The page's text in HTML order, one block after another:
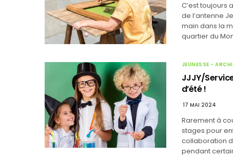
C’est
de l’antenne
main dans la
quartier du
JEUNESSE -
JJJY/
d’été !
17 MAI 2024
Rarement à
stages pour
collaboration
pendant